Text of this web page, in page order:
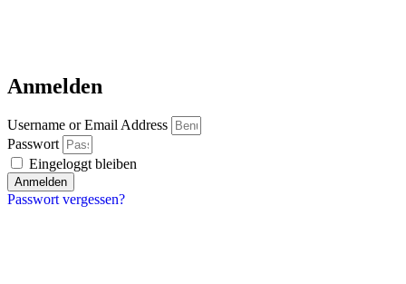
Anmelden
Username or Email Address
Passwort
Eingeloggt bleiben
Anmelden
Passwort vergessen?